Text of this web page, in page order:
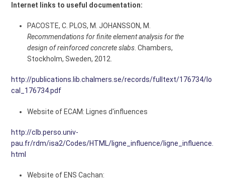
Internet links to useful documentation:
PACOSTE, C. PLOS, M. JOHANSSON, M.
Recommendations for finite element analysis for the
design of reinforced concrete slabs . Chambers,
Stockholm, Sweden, 2012.
http://publications.lib.chalmers.se/records/fulltext/176734/lo
cal_176734.pdf
Website of ECAM: Lignes d'influences
http://clb.perso.univ-
pau.fr/rdm/isa2/Codes/HTML/ligne_influence/ligne_influence.
html
Website of ENS Cachan: